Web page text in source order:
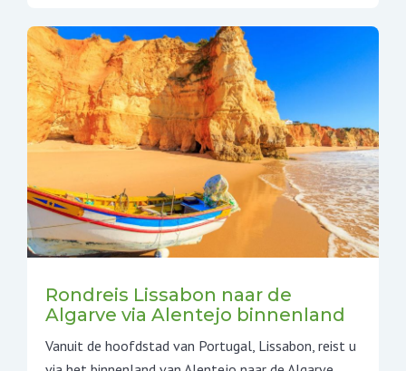
Rondreis Lissabon naar de
Algarve via Alentejo binnenland
Vanuit de hoofdstad van Portugal, Lissabon, reist u